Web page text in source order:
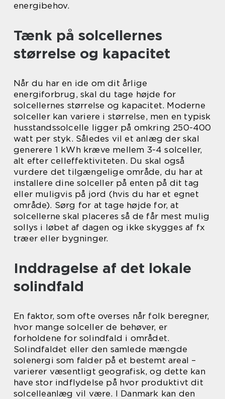
energibehov.
Tænk på solcellernes
størrelse og kapacitet
Når du har en ide om dit årlige
energiforbrug, skal du tage højde for
solcellernes størrelse og kapacitet. Moderne
solceller kan variere i størrelse, men en typisk
husstandssolcelle ligger på omkring 250-400
watt per styk. Således vil et anlæg der skal
generere 1 kWh kræve mellem 3-4 solceller,
alt efter celleffektiviteten. Du skal også
vurdere det tilgængelige område, du har at
installere dine solceller på enten på dit tag
eller muligvis på jord (hvis du har et egnet
område). Sørg for at tage højde for, at
solcellerne skal placeres så de får mest mulig
sollys i løbet af dagen og ikke skygges af fx
træer eller bygninger.
Inddragelse af det lokale
solindfald
En faktor, som ofte overses når folk beregner,
hvor mange solceller de behøver, er
forholdene for solindfald i området.
Solindfaldet eller den samlede mængde
solenergi som falder på et bestemt areal –
varierer væsentligt geografisk, og dette kan
have stor indflydelse på hvor produktivt dit
solcelleanlæg vil være. I Danmark kan den